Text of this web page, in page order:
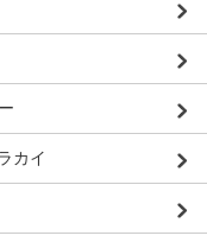
カイ